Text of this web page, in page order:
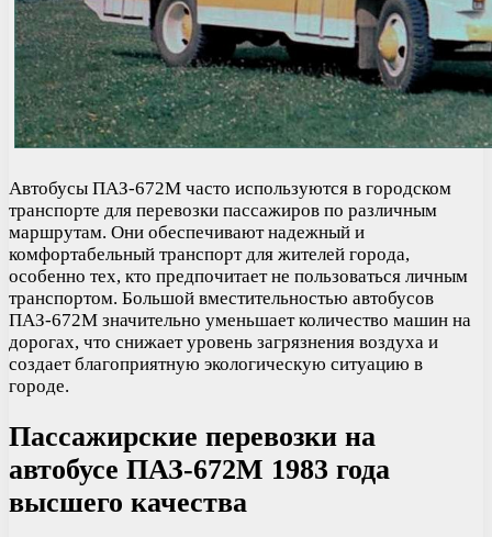
Автобусы ПАЗ-672М часто используются в городском
транспорте для перевозки пассажиров по различным
маршрутам. Они обеспечивают надежный и
комфортабельный транспорт для жителей города,
особенно тех, кто предпочитает не пользоваться личным
транспортом. Большой вместительностью автобусов
ПАЗ-672М значительно уменьшает количество машин на
дорогах, что снижает уровень загрязнения воздуха и
создает благоприятную экологическую ситуацию в
городе.
Пассажирские перевозки на
автобусе ПАЗ-672М 1983 года
высшего качества